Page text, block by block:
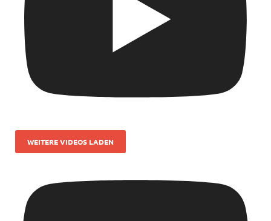
WEITERE VIDEOS LADEN